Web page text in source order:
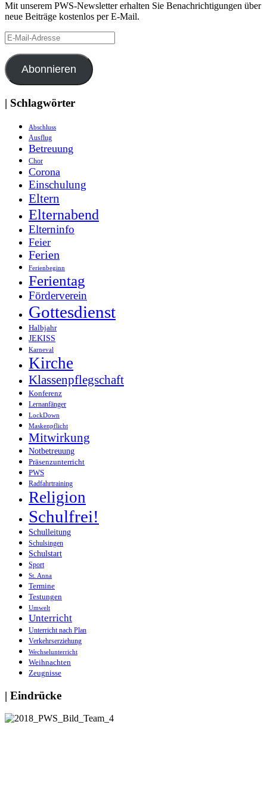
Mit unserem PWS-Newsletter erhalten Sie Benachrichtigungen über
neue Beiträge kostenlos per E-Mail.
E-
Mail-
Adresse
Abonnieren
| Schlagwörter
Abschluss
Ausflug
Betreuung
Chor
Corona
Einschulung
Eltern
Elternabend
Elterninfo
Feier
Ferien
Ferienbeginn
Ferientag
Förderverein
Gottesdienst
Halbjahr
JEKISS
Karneval
Kirche
Klassenpflegschaft
Konferenz
Lernanfänger
LockDown
Maskenpflicht
Mitwirkung
Notbetreuung
Präsenzunterricht
PWS
Radfahrtraining
Religion
Schulfrei!
Schulleitung
Schulsingen
Schulstart
Sport
St. Anna
Termine
Testungen
Umwelt
Unterricht
Unterricht nach Plan
Verkehrserziehung
Wechselunterricht
Weihnachten
Zeugnisse
| Eindrücke